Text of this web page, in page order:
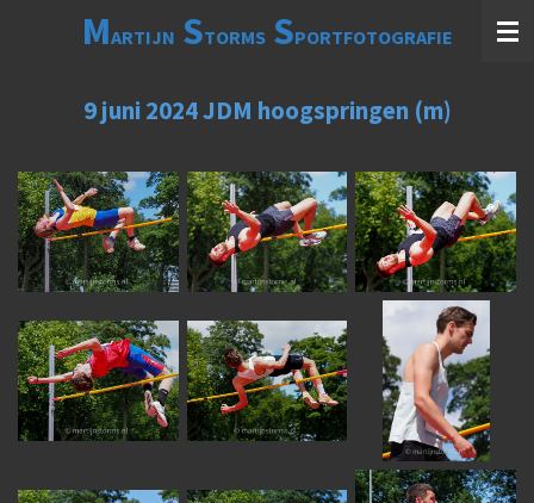
hoofdinhoud
MARTIJN STORMSSPORTFOTOGRAFIE
9 juni 2024 JDM hoogspringen (m)